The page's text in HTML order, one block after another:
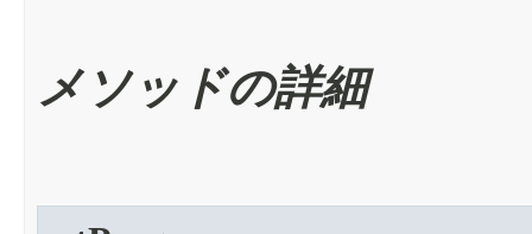
メソッドの詳細